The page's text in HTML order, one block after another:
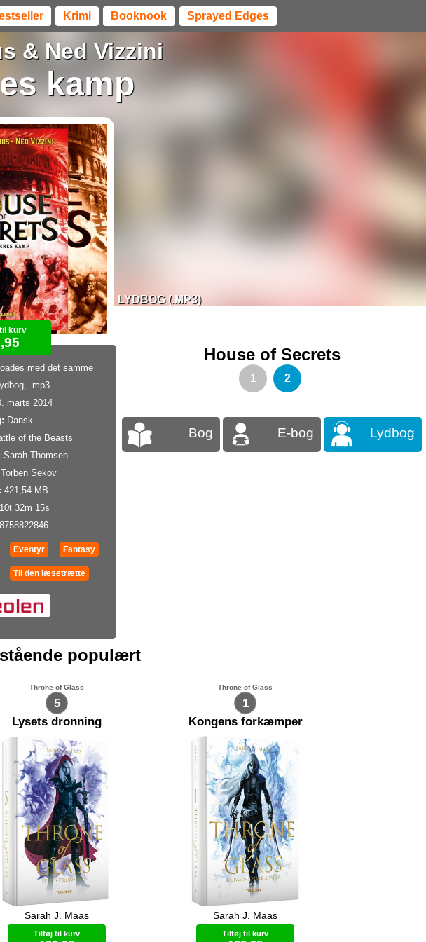
Krimi Booknook Sprayed Edges
& Ned Vizzini
kamp
LYDBOG (.MP3)
kurv
med det samme
.mp3
marts 2014
Dansk
of the Beasts
Sarah Thomsen
Torben Sekov
421,54 MB
10t 32m 15s
Eventyr Fantasy
Til den læsetrætte
House of Secrets
1 2
Bog E-bog Lydbog
populært
5
Throne of Glass
Lysets dronning
arbejder på en plan om at sætte
fri i Adarlan igen. Samtidig
finde penge til en hær, og
Sarah J. Maas
Tilføj til kurv
1
Throne of Glass
Kongens forkæmper
Celaena Sardothien, Adarlans
farligste snigmorder, er blevet forrådt
og afsoner nu i Endoviers saltminer.
Sarah J. Maas
Tilføj til kurv